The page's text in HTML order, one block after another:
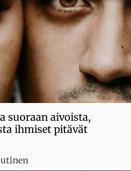
suoraan aivoista,
ihmiset pitävät